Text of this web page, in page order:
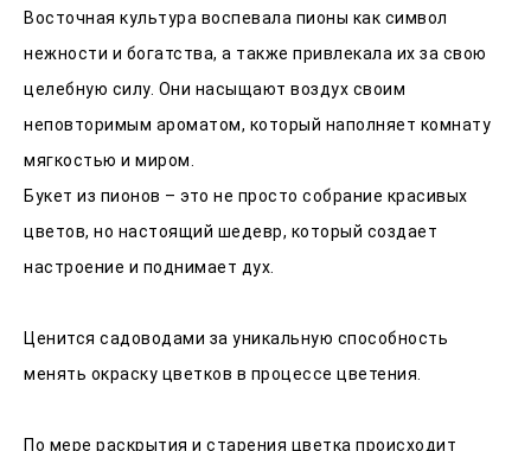
Восточная культура воспевала пионы как символ
нежности и богатства, а также привлекала их за свою
целебную силу. Они насыщают воздух своим
неповторимым ароматом, который наполняет комнату
мягкостью и миром.
Букет из пионов – это не просто собрание красивых
цветов, но настоящий шедевр, который создает
настроение и поднимает дух.
Ценится садоводами за уникальную способность
менять окраску цветков в процессе цветения.
По мере раскрытия и старения цветка происходит